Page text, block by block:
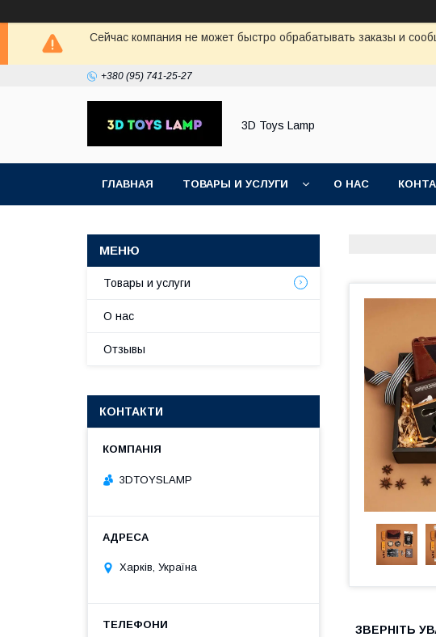
Сейчас компания не может быстро обрабатывать заказы и
+380 (95) 741-25-27
3D Toys Lamp
ГЛАВНАЯ ТОВАРЫ И УСЛУГИ О НАС
ЗВЕРНІТЬ
Товары и услуги
О нас
Отзывы
КОНТАКТИ
3DTOYSLAMP
Харків, Україна